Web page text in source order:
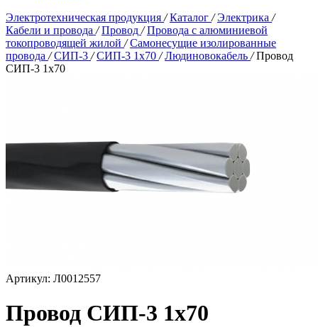
Электротехническая продукция / Каталог / Электрика /
Кабели и провода / Провод / Провода с алюминиевой
токопроводящей жилой / Самонесущие изолированные
провода / СИП-3 / СИП-3 1х70 / Людиновокабель / Провод
СИП-3 1х70
Артикул: Л0012557
Провод СИП-3 1х70